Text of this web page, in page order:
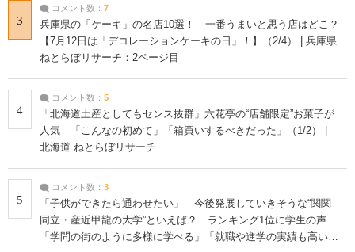
3
コメント数： 7
兵庫県の「ケーキ」の名店10選！ 一番うまいと思う店はどこ？
【7月12日は「デコレーションケーキの日」！】（2/4） | 兵庫県
ねとらぼリサーチ：2ページ目
4
コメント数： 5
「北海道土産としてもセンス抜群」六花亭の“店舗限定”お菓子が
人気 「こんなの初めて」「箱買いするべきだった」（1/2） |
北海道 ねとらぼリサーチ
5
コメント数： 3
「子供ができたら通わせたい」 今後発展していきそうな“関関
同立・産近甲龍の大学”といえば？ ランキング1位に学生の声
「学問の街のように多様に学べる」「就職や進学の実績も高い」